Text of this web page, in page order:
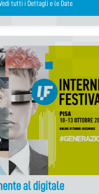
tutti i Dettagli e le Date
al digitale